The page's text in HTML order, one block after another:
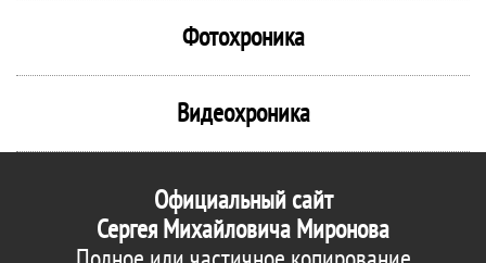
Фотохроника
Видеохроника
Официальный сайт
Сергея Михайловича Миронова